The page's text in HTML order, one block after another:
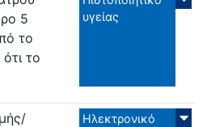
5
το
το
υγείας
Ηλεκτρονικό